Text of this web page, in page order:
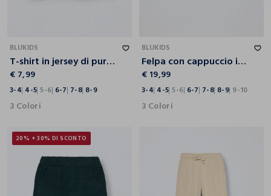
BLUKIDS
T-shirt in jersey di puro cotone bambina
€ 7,99
3-4 4-5 5-6 6-7 7-8 8-9
3 Colori
BLUKIDS
Felpa con cappuccio in puro cotone bambina
€ 19,99
3-4 4-5 5-6 6-7 7-8 8-9 9-10
3 Colori
20% + 30% DI SCONTO